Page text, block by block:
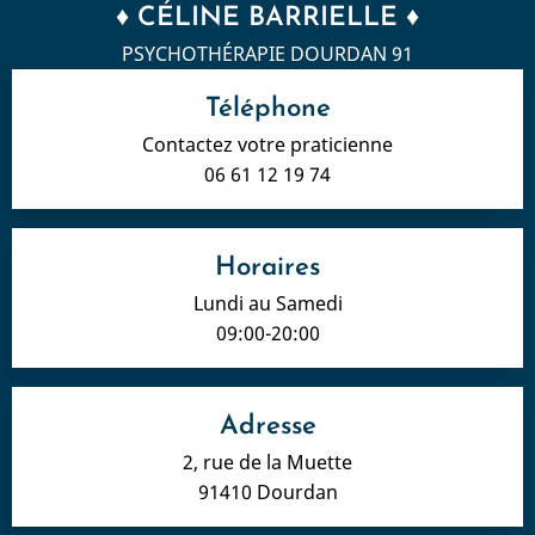
♦ CÉLINE BARRIELLE ♦
PSYCHOTHÉRAPIE DOURDAN 91
Téléphone
Contactez votre praticienne
06 61 12 19 74
Horaires
Lundi au Samedi
09:00-20:00
Adresse
2, rue de la Muette
91410 Dourdan